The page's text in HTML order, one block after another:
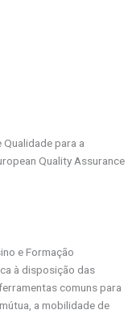
Qualidade para a
Quality Assurance
e Formação
à disposição das
comuns para
a mobilidade de